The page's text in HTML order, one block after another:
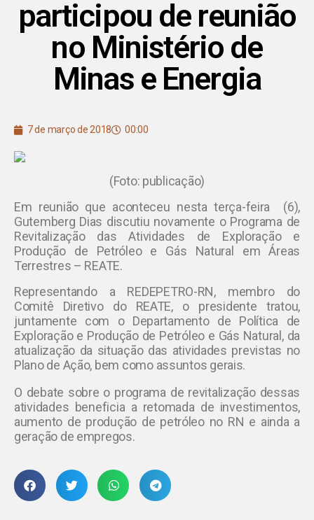
participou de reunião
no Ministério de
Minas e Energia
7 de março de 2018 00:00
(Foto: publicação)
Em reunião que aconteceu nesta terça-feira (6),
Gutemberg Dias discutiu novamente o Programa de
Revitalização das Atividades de Exploração e
Produção de Petróleo e Gás Natural em Áreas
Terrestres – REATE.
Representando a REDEPETRO-RN, membro do
Comitê Diretivo do REATE, o presidente tratou,
juntamente com o Departamento de Política de
Exploração e Produção de Petróleo e Gás Natural, da
atualização da situação das atividades previstas no
Plano de Ação, bem como assuntos gerais.
O debate sobre o programa de revitalização dessas
atividades beneficia a retomada de investimentos,
aumento de produção de petróleo no RN e ainda a
geração de empregos.